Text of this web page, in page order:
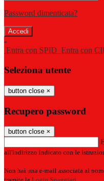
Password dimenticata?
-
Entra con SPID Entra con
Seleziona utente
button close ×
Recupero password
button close ×
all'indirizzo indicato con le
Non hai una e-mail associata al